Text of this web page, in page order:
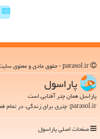
پاراسول
پاراسل همان چتر آفتابی است
parasol.ir: چتری برای زندگی، در تمام فصول
صفحات اصلی پاراسول